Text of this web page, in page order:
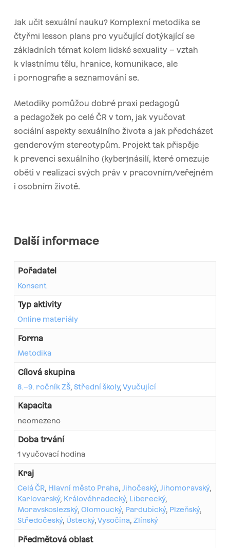
Jak učit sexuální nauku? Komplexní metodika se
čtyřmi lesson plans pro vyučující dotýkající se
základních témat kolem lidské sexuality – vztah
k vlastnímu tělu, hranice, komunikace, ale
i pornografie a seznamování se.
Metodiky pomůžou dobré praxi pedagogů
a pedagožek po celé ČR v tom, jak vyučovat
sociální aspekty sexuálního života a jak předcházet
genderovým stereotypům. Projekt tak přispěje
k prevenci sexuálního (kyber)násilí, které omezuje
oběti v realizaci svých práv v pracovním/veřejném
i osobním životě.
Další informace
Pořadatel
Konsent
Typ aktivity
Online materiály
Forma
Metodika
Cílová skupina
8.–9. ročník ZŠ, Střední školy, Vyučující
Kapacita
neomezeno
Doba trvání
1 vyučovací hodina
Kraj
Celá ČR, Hlavní město Praha, Jihočeský, Jihomoravský,
Karlovarský, Královéhradecký, Liberecký,
Moravskoslezský, Olomoucký, Pardubický, Plzeňský,
Středočeský, Ústecký,Vysočina, Zlínský
Předmětová oblast